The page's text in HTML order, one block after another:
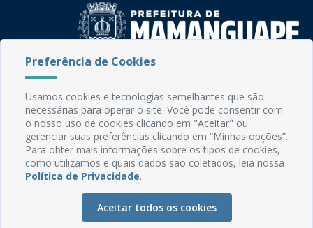
Rua do Imperador, 78, Centro
CEP: 58.280-000 - Mamanguape/PB
Fone: (83) 3292-2246
Email: comunicacao@mamanguape.pb.gov.br
Expediente: Segunda à Sexta, das 08h às 13h
Mapa do Site
Manual de Navegação
Preferência de Cookies
Usamos cookies e tecnologias semelhantes que são
necessárias para operar o site. Você pode consentir com
o nosso uso de cookies clicando em "Aceitar" ou
gerenciar suas preferências clicando em “Minhas opções”.
Para obter mais informações sobre os tipos de cookies,
como utilizamos e quais dados são coletados, leia nossa
Política de Privacidade.
Aceitar todos os cookies